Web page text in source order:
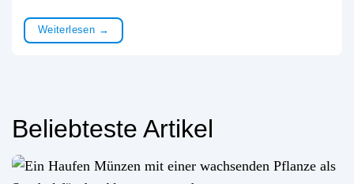
Weiterlesen →
Beliebteste Artikel